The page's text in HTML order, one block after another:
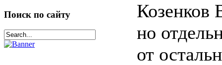
Поиск по сайту
Козенков
но
от